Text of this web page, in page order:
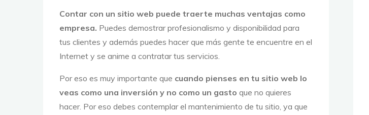
Contar con un sitio web puede traerte muchas ventajas como
empresa. Puedes demostrar profesionalismo y disponibilidad para
tus clientes y además puedes hacer que más gente te encuentre en el
Internet y se anime a contratar tus servicios.
Por eso es muy importante que cuando pienses en tu sitio web lo
veas como una inversión y no como un gasto que no quieres
hacer. Por eso debes contemplar el mantenimiento de tu sitio, ya que